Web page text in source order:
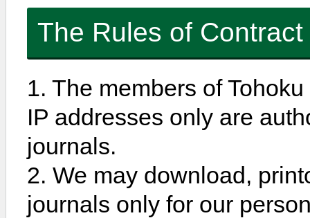
The Rules of Contract
1. The members of
IP addresses only are
journals.
2. We may download,
journals only for our